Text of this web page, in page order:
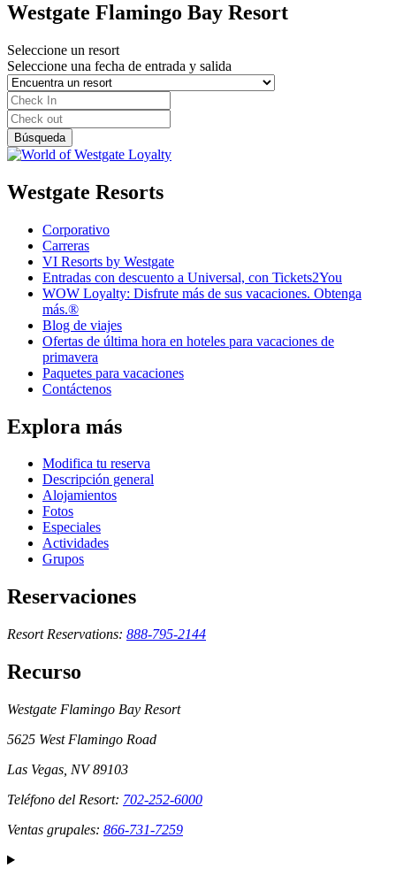
Westgate Flamingo Bay Resort
Seleccione un resort
Seleccione una fecha de entrada y salida
Westgate Resorts
Corporativo
Carreras
VI Resorts by Westgate
Entradas con descuento a Universal, con Tickets2You
WOW Loyalty: Disfrute más de sus vacaciones. Obtenga
más.®
Blog de viajes
Ofertas de última hora en hoteles para vacaciones de
primavera
Paquetes para vacaciones
Contáctenos
Explora más
Modifica tu reserva
Descripción general
Alojamientos
Fotos
Especiales
Actividades
Grupos
Reservaciones
Resort Reservations: 888-795-2144
Recurso
Westgate Flamingo Bay Resort
5625 West Flamingo Road
Las Vegas, NV 89103
Teléfono del Resort: 702-252-6000
Ventas grupales: 866-731-7259